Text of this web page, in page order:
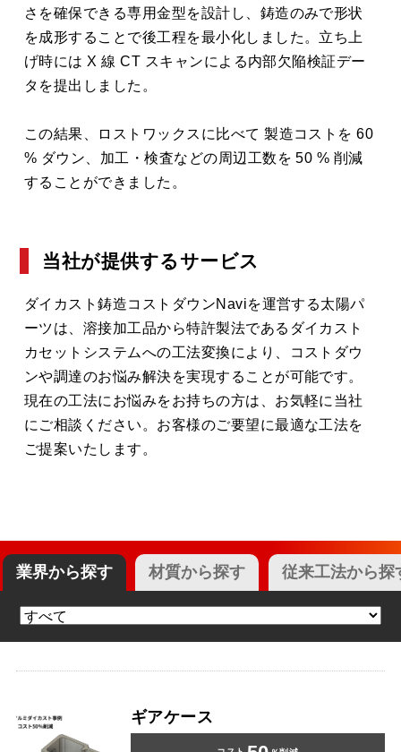
さを確保できる専用金型を設計し、鋳造のみで形状
を成形することで後工程を最小化しました。立ち上
げ時には X 線 CT スキャンによる内部欠陥検証デー
タを提出しました。
この結果、ロストワックスに比べて 製造コストを 60
% ダウン、加工・検査などの周辺工数を 50 % 削減
することができました。
当社が提供するサービス
ダイカスト鋳造コストダウンNaviを運営する太陽パ
ーツは、溶接加工品から特許製法であるダイカスト
カセットシステムへの工法変換により、コストダウ
ンや調達のお悩み解決を実現することが可能です。
現在の工法にお悩みをお持ちの方は、お気軽に当社
にご相談ください。お客様のご要望に最適な工法を
ご提案いたします。
業界から探す 材質から探す 従来工法から探
ギアケース